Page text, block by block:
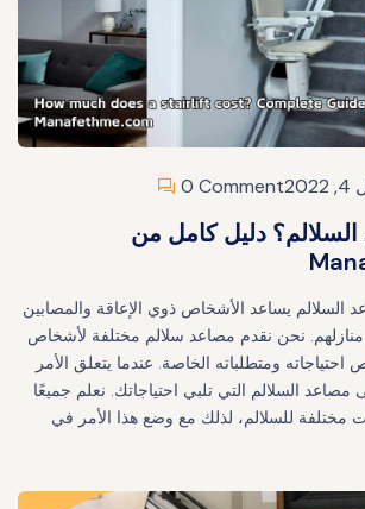
0 Comment
دليل كامل من
السلالم يساعد الأشخاص ذوي الإعاقة والمصابين
منازلهم. نحن نقدم مصاعد سلالم مختلفة لأشخاص
ومتطلباته الخاصة. عندما يتعلق الأمر
مصاعد السلالم التي تلبي احتياجاتك. نعلم جميعًا
مختلفة للسلالم، لذلك مع وضع هذا الأمر في